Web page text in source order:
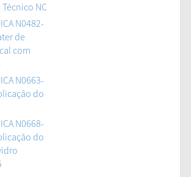
NC
N0482-
de
com
N0663-
do
N0668-
do